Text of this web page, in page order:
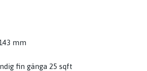
mm
fin gänga 25 sqft